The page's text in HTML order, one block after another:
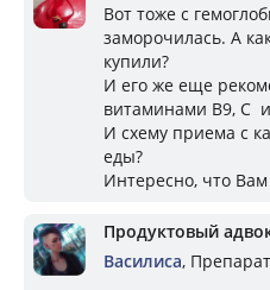
Вот тоже с
заморочилась. А
купили?
И его же еще
витаминами В9, С
И схему приема с
еды?
Интересно, что
Продуктовый
Василиса,